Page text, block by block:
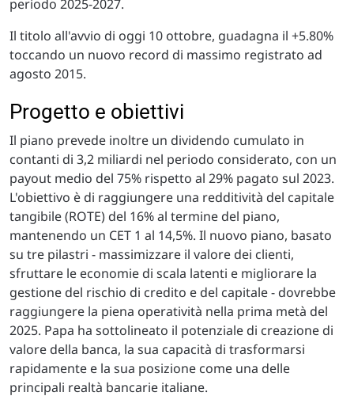
periodo 2025-2027.
Il titolo all'avvio di oggi 10 ottobre, guadagna il +5.80%
toccando un nuovo record di massimo registrato ad
agosto 2015.
Progetto e obiettivi
Il piano prevede inoltre un dividendo cumulato in
contanti di 3,2 miliardi nel periodo considerato, con un
payout medio del 75% rispetto al 29% pagato sul 2023.
L'obiettivo è di raggiungere una redditività del capitale
tangibile (ROTE) del 16% al termine del piano,
mantenendo un CET 1 al 14,5%. Il nuovo piano, basato
su tre pilastri - massimizzare il valore dei clienti,
sfruttare le economie di scala latenti e migliorare la
gestione del rischio di credito e del capitale - dovrebbe
raggiungere la piena operatività nella prima metà del
2025. Papa ha sottolineato il potenziale di creazione di
valore della banca, la sua capacità di trasformarsi
rapidamente e la sua posizione come una delle
principali realtà bancarie italiane.